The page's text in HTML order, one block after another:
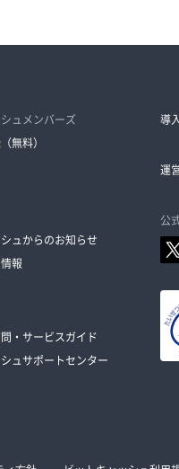
ュメンバーズ
無料）
ュからのお知らせ
報
・サービスガイド
ュサポートセンター
導
運
公